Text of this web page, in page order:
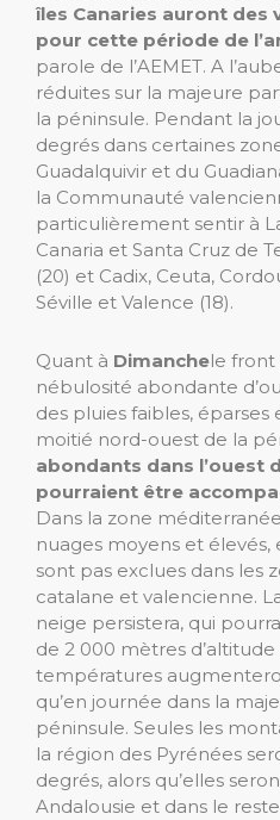
îles Canaries auront des
pour cette période de
parole de l’AEMET. A
réduites sur la majeure
la péninsule. Pendant la
degrés dans certaines
Guadalquivir et du
la Communauté
particulièrement sentir à
Canaria et Santa Cruz de
(20) et Cadix, Ceuta,
Séville et Valence (18).
Quant à Dimanchele
nébulosité abondante
des pluies faibles, éparses
moitié nord-ouest de la
abondants dans l’ouest
pourraient être
Dans la zone
nuages ​​moyens et
sont pas exclues dans les
catalane et valencienne.
neige persistera, qui
de 2 000 mètres d’altitude
températures
qu’en journée dans la
péninsule. Seules les
la région des Pyrénées
degrés, alors qu’elles
Andalousie et dans le